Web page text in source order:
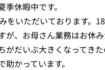
休暇中です。
をいただいております。
が、お母さん業務はお休み
がだいぶ大きくなってき
かっています。